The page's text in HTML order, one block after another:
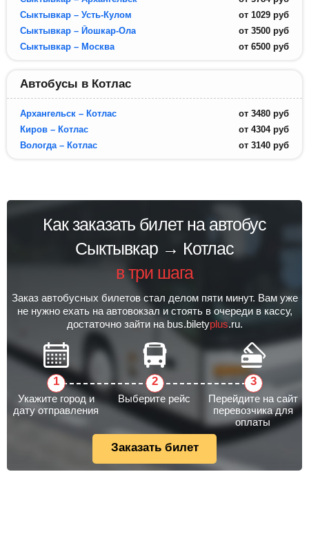
Сыктывкар – Усть-Кулом
от 1029 руб
Сыктывкар – Йошкар-Ола
от 3500 руб
Сыктывкар – Москва
от 6500 руб
Автобусы в Котлас
Архангельск – Котлас от 3480 руб
Киров – Котлас
от 4304 руб
Вологда – Котлас
от 3140 руб
Как заказать билет на автобус
Сыктывкар → Котлас
в три шага
Заказ автобусных билетов стал делом пяти минут. Вам уже
не нужно ехать на автовокзал и стоять в очереди в кассу,
достаточно зайти на bus.biletyplus.ru.
Укажите город и
дату отправления
Выберите рейс
Перейдите на сайт
перевозчика для
оплаты
Заказать билет